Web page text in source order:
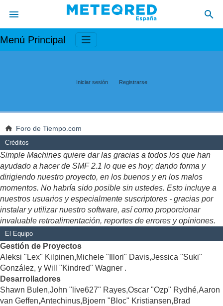
Menú Principal
Iniciar sesión Registrarse
Foro de Tiempo.com
Créditos
Simple Machines quiere dar las gracias a todos los que han
ayudado a hacer de SMF 2.1 lo que es hoy; dando forma y
dirigiendo nuestro proyecto, en los buenos y en los malos
momentos. No habría sido posible sin ustedes. Esto incluye a
nuestros usuarios y especialmente suscriptores - gracias por
instalar y utilizar nuestro software, así como proporcionar
invaluable retroalimentación, reportes de errores y opiniones.
El Equipo
Gestión de Proyectos
Aleksi "Lex" Kilpinen,Michele "Illori" Davis,Jessica "Suki"
González, y Will "Kindred" Wagner .
Desarrolladores
Shawn Bulen,John "live627" Rayes,Oscar "Ozp" Rydhé,Aaron
van Geffen,Antechinus,Bjoern "Bloc" Kristiansen,Brad